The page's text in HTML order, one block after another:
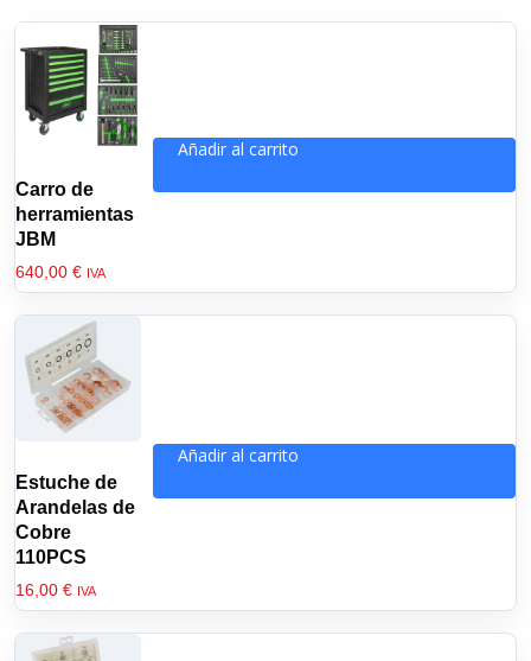
Carro de
herramientas
JBM
640,00 € IVA
Añadir al carrito
Estuche de
Arandelas de
Cobre
110PCS
16,00 € IVA
Añadir al carrito